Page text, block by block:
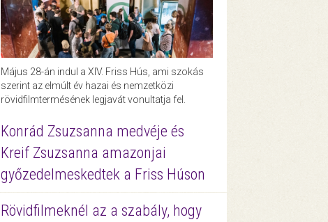
Május 28-án indul a XIV. Friss Hús, ami szokás
szerint az elmúlt év hazai és nemzetközi
rövidfilmtermésének legjavát vonultatja fel.
Konrád Zsuzsanna medvéje és
Kreif Zsuzsanna amazonjai
győzedelmeskedtek a Friss Húson
Rövidfilmeknél az a szabály, hogy